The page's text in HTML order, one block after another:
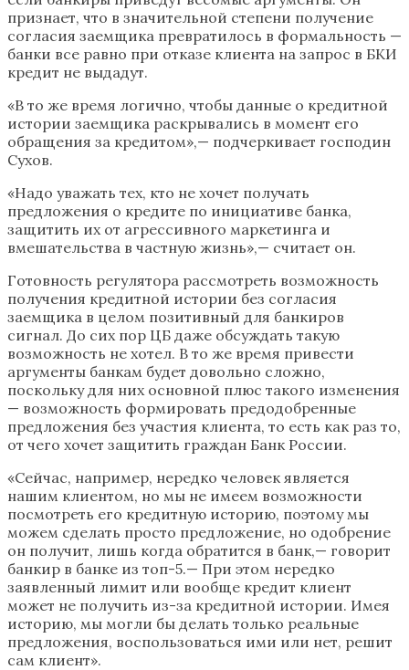
признает, что в значительной степени получение
согласия заемщика превратилось в формальность —
банки все равно при отказе клиента на запрос в БКИ
кредит не выдадут.
«В то же время логично, чтобы данные о кредитной
истории заемщика раскрывались в момент его
обращения за кредитом»,— подчеркивает господин
Сухов.
«Надо уважать тех, кто не хочет получать
предложения о кредите по инициативе банка,
защитить их от агрессивного маркетинга и
вмешательства в частную жизнь»,— считает он.
Готовность регулятора рассмотреть возможность
получения кредитной истории без согласия
заемщика в целом позитивный для банкиров
сигнал. До сих пор ЦБ даже обсуждать такую
возможность не хотел. В то же время привести
аргументы банкам будет довольно сложно,
поскольку для них основной плюс такого изменения
— возможность формировать предодобренные
предложения без участия клиента, то есть как раз то,
от чего хочет защитить граждан Банк России.
«Сейчас, например, нередко человек является
нашим клиентом, но мы не имеем возможности
посмотреть его кредитную историю, поэтому мы
можем сделать просто предложение, но одобрение
он получит, лишь когда обратится в банк,— говорит
банкир в банке из топ-5.— При этом нередко
заявленный лимит или вообще кредит клиент
может не получить из-за кредитной истории. Имея
историю, мы могли бы делать только реальные
предложения, воспользоваться ими или нет, решит
сам клиент».